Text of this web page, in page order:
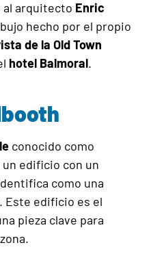
al arquitecto Enric
hecho por el propio
de la Old Town
hotel Balmoral.
conocido como
edificio con un
como una
edificio es el
pieza clave para